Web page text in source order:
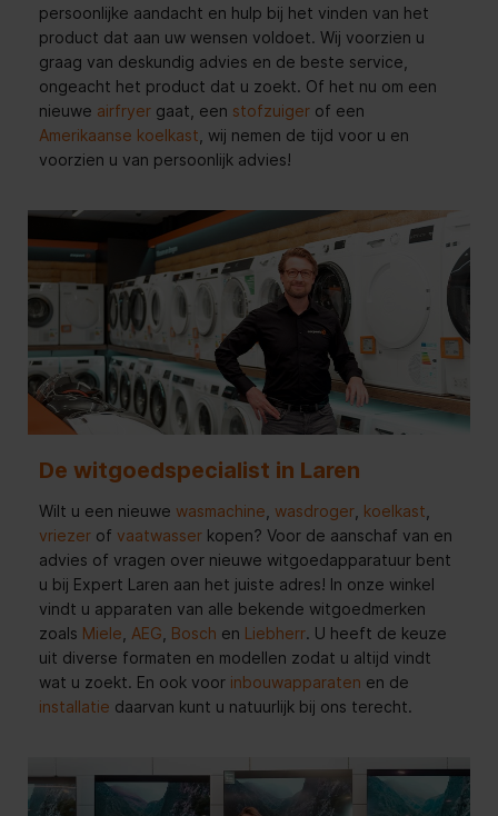
persoonlijke aandacht en hulp bij het vinden van het
product dat aan uw wensen voldoet. Wij voorzien u
graag van deskundig advies en de beste service,
ongeacht het product dat u zoekt. Of het nu om een
nieuwe airfryer gaat, een stofzuiger of een
Amerikaanse koelkast , wij nemen de tijd voor u en
voorzien u van persoonlijk advies!
De witgoedspecialist in Laren
Wilt u een nieuwe wasmachine wasdroger koelkast
vriezer of vaatwasser kopen? Voor de aanschaf van en
advies of vragen over nieuwe witgoedapparatuur bent
u bij Expert Laren aan het juiste adres! In onze winkel
vindt u apparaten van alle bekende witgoedmerken
zoals Miele AEG Bosch en Liebherr. U heeft de keuze
uit diverse formaten en modellen zodat u altijd vindt
wat u zoekt. En ook voor inbouwapparaten en de
installatie daarvan kunt u natuurlijk bij ons terecht.